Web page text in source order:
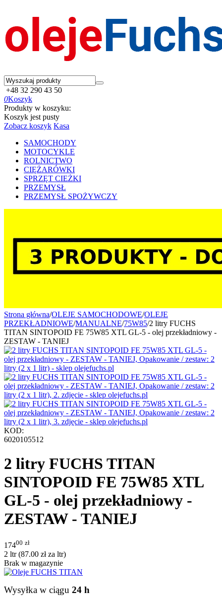
+48 32 290 43 50
0Koszyk
Produkty w koszyku:
Koszyk jest pusty
Zobacz koszyk Kasa
SAMOCHODY
MOTOCYKLE
ROLNICTWO
CIĘŻARÓWKI
SPRZĘT CIEŻKI
PRZEMYSŁ
PRZEMYSŁ SPOŻYWCZY
Strona główna/OLEJE SAMOCHODOWE/OLEJE
PRZEKŁADNIOWE/MANUALNE/75W85/2 litry FUCHS
TITAN SINTOPOID FE 75W85 XTL GL-5 - olej przekładniowy -
ZESTAW - TANIEJ
KOD:
6020105512
2 litry FUCHS TITAN
SINTOPOID FE 75W85 XTL
GL-5 - olej przekładniowy -
ZESTAW - TANIEJ
17400 zł
2 ltr (87.00 złza ltr)
Brak w magazynie
Wysyłka w ciągu 24 h